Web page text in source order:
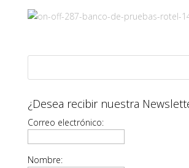
¿Desea recibir nuestra
Correo electrónico:
Nombre: